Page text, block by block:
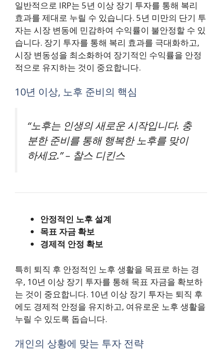
일반적으로 IRP는 5년 이상 장기 투자를 통해 복리
효과를 제대로 누릴 수 있습니다. 5년 미만의 단기 투
자는 시장 변동에 민감하여 수익률이 불안정할 수 있
습니다. 장기 투자를 통해 복리 효과를 극대화하고,
시장 변동성을 최소화하여 장기적인 수익률을 안정
적으로 유지하는 것이 중요합니다.
10년 이상, 노후 준비의 핵심
“노후는 인생의 새로운 시작입니다. 충
분한 준비를 통해 행복한 노후를 맞이
하세요.” – 찰스 디킨스
안정적인 노후 설계
목표 자금 확보
경제적 안정 확보
특히 퇴직 후 안정적인 노후 생활을 목표로 하는 경
우, 10년 이상 장기 투자를 통해 목표 자금을 확보하
는 것이 중요합니다. 10년 이상 장기 투자는 퇴직 후
에도 경제적 안정을 유지하고, 여유로운 노후 생활을
누릴 수 있도록 돕습니다.
개인의 상황에 맞는 투자 전략